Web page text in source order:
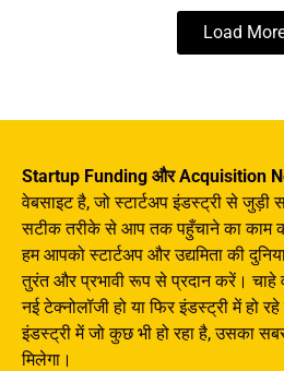
Load
Startup Funding और Acquisition
वेबसाइट है, जो स्टार्टअप इंडस्ट्री से
सटीक तरीके से आप तक पहुँचाने का काम
हम आपको स्टार्टअप और उद्यमिता की
तुरंत और प्रभावी रूप से प्रदान करें। चाहे
नई टेक्नोलॉजी हो या फिर इंडस्ट्री में हो
इंडस्ट्री में जो कुछ भी हो रहा है, उसका
मिलेगा।